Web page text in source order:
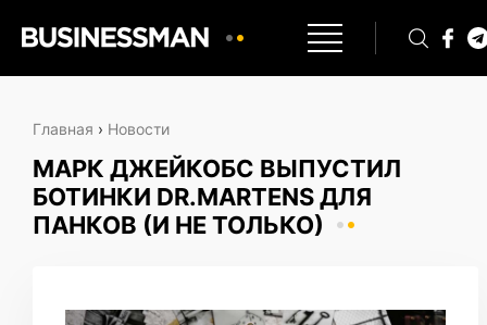
Главная › Новости
МАРК ДЖЕЙКОБС ВЫПУСТИЛ
БОТИНКИ DR.MARTENS ДЛЯ
ПАНКОВ (И НЕ ТОЛЬКО)